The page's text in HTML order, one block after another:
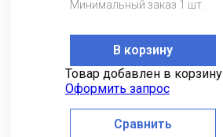
Минимальный заказ 1 шт.
В корзину
Товар добавлен в корзину
Оформить запрос
Сравнить